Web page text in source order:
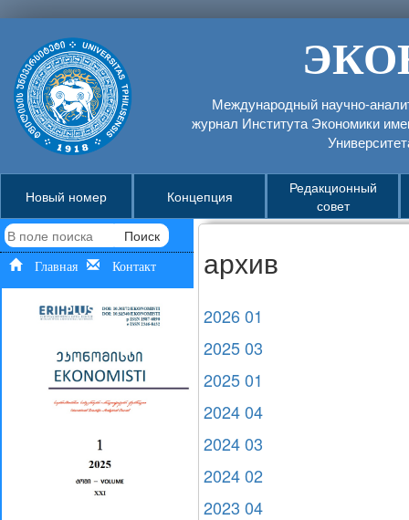
Международный научно-
журнал Института Экономики
Новый номер Концепция
Редакционный
совет
Поиск
Главная Контакт архив
2026 01
2025 03
2025 01
2024 04
2024 03
2024 02
2023 04